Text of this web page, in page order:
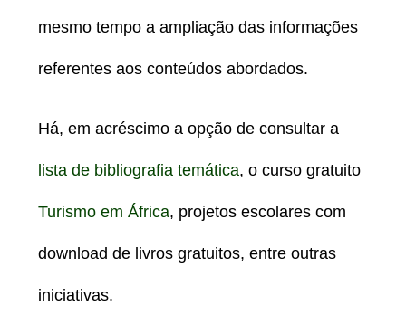
mesmo tempo a ampliação das informações
referentes aos conteúdos abordados.
Há, em acréscimo a opção de consultar a
lista de bibliografia temática, o curso gratuito
Turismo em África, projetos escolares com
download de livros gratuitos, entre outras
iniciativas.